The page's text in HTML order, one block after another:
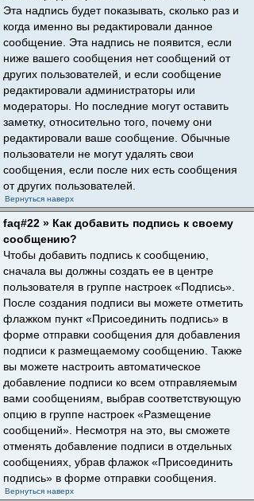
Эта надпись будет показывать, сколько раз и
когда именно вы редактировали данное
сообщение. Эта надпись не появится, если
ниже вашего сообщения нет сообщений от
других пользователей, и если сообщение
редактировали администраторы или
модераторы. Но последние могут оставить
заметку, относительно того, почему они
редактировали ваше сообщение. Обычные
пользователи не могут удалять свои
сообщения, если после них есть сообщения
от других пользователей.
Вернуться наверх
faq#22 » Как добавить подпись к своему
сообщению?
Чтобы добавить подпись к сообщению,
сначала вы должны создать ее в центре
пользователя в группе настроек «Подпись».
После создания подписи вы можете отметить
флажком пункт «Присоединить подпись» в
форме отправки сообщения для добавления
подписи к размещаемому сообщению. Также
вы можете настроить автоматическое
добавление подписи ко всем отправляемым
вами сообщениям, выбрав соответствующую
опцию в группе настроек «Размещение
сообщений». Несмотря на это, вы сможете
отменять добавление подписи в отдельных
сообщениях, убрав флажок «Присоединить
подпись» в форме отправки сообщения.
Вернуться наверх